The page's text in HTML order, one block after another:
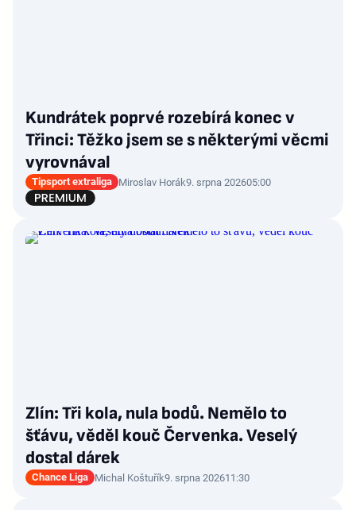
Kundrátek poprvé rozebírá konec v
Třinci: Těžko jsem se s některými věcmi
vyrovnával
Tipsport extraliga Miroslav Horák9. srpna 202605:00
Zlín: Tři kola, nula bodů. Nemělo to
šťávu, věděl kouč Červenka. Veselý
dostal dárek
Chance Liga Michal Koštuřík9. srpna 202611:30